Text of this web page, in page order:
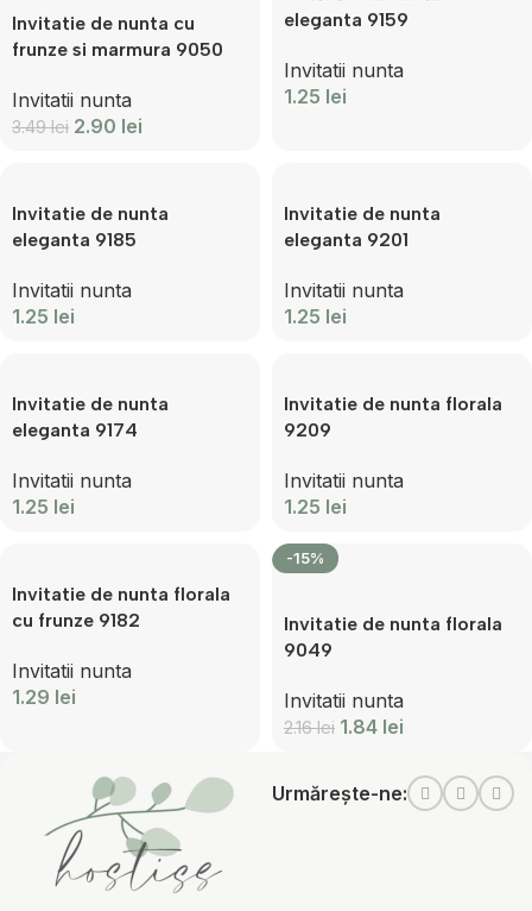
Invitatie de nunta cu
frunze si marmura 9050
Invitatii nunta
3.49lei 2.90 lei
eleganta 9159
Invitatii nunta
1.25 lei
Invitatie de nunta
eleganta 9185
Invitatii nunta
1.25 lei
Invitatie de nunta
eleganta 9201
Invitatii nunta
1.25 lei
Invitatie de nunta
eleganta 9174
Invitatii nunta
1.25 lei
Invitatie de nunta florala
9209
Invitatii nunta
1.25 lei
Invitatie de nunta florala
cu frunze 9182
Invitatii nunta
1.29 lei
-15%
Invitatie de nunta florala
9049
Invitatii nunta
2.16lei 1.84 lei
Urmărește-ne: